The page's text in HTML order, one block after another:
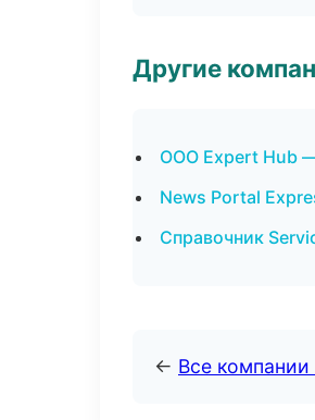
Другие
ООО Expert Hub
News Portal
Справочник
← Все